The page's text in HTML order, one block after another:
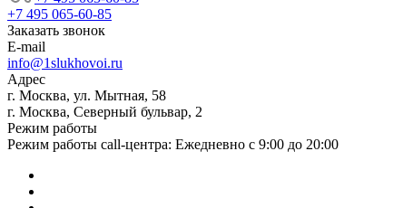
+7 495 065-60-85
Заказать звонок
E-mail
info@1slukhovoi.ru
Адрес
г. Москва, ул. Мытная, 58
г. Москва, Северный бульвар, 2
Режим работы
Режим работы call-центра: Ежедневно с 9:00 до 20:00